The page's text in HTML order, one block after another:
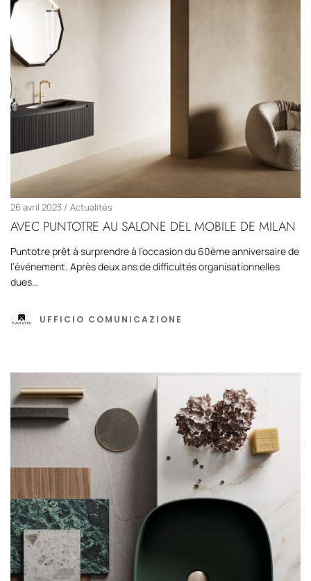
26 avril 2023 Actualités
AVEC PUNTOTRE AU SALONE DEL MOBILE DE MILAN
Puntotre prêt à surprendre à l’occasion du 60ème anniversaire de
l’événement. Après deux ans de difficultés organisationnelles
dues…
UFFICIO COMUNICAZIONE